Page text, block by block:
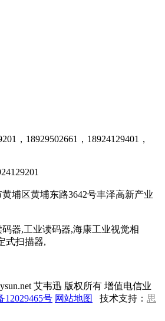
，18929502661，18924129401，
埔区黄埔东路3642号丰泽高新产业
器,工业读码器,海康工业视觉相
式扫描器,
艾韦迅 版权所有 增值电信业
12029465号 网站地图 技术支持： 思